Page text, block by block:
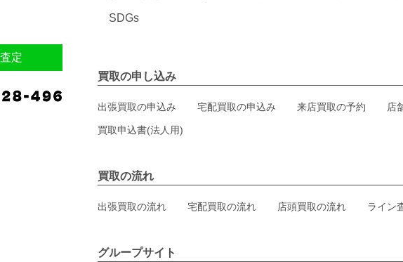
定
SDGs
買取の申し込み
出張買取の申込み 宅配買取の申込み 来店買取の予約 店
買取申込書(法人用)
買取の流れ
出張買取の流れ 宅配買取の流れ 店頭買取の流れ ライン
グループサイト